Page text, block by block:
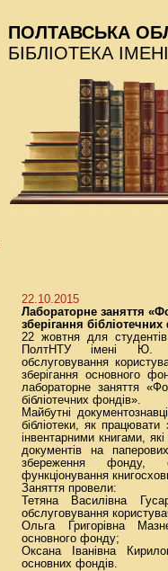
ПОЛТАВСЬКА
БІБЛІОТЕКА
22.10.2015
Лабораторне заняття
зберігання
22 жовтня для
ПолтНТУ імені Ю.
обслуговування
зберігання основного
лабораторне заняття
бібліотечних фондів».
Майбутні
бібліотеки, як
інвентарними книгами,
документів на
збереження фонду,
функціонування
Заняття провели:
Тетяна Василівна
обслуговування
Ольга Григорівна
основного фонду;
Оксана Іванівна
основних фондів.